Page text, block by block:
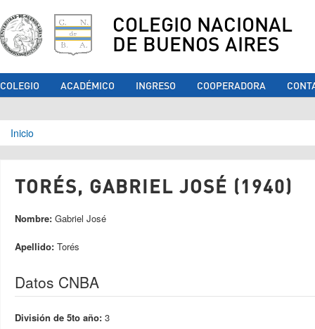
COLEGIO NACIONAL
DE BUENOS AIRES
COLEGIO ACADÉMICO INGRESO COOPERADORA
Se encuentra usted aquí
Inicio
TORÉS, GABRIEL JOSÉ (1940)
Nombre: Gabriel José
Apellido: Torés
Datos CNBA
División de 5to año: 3